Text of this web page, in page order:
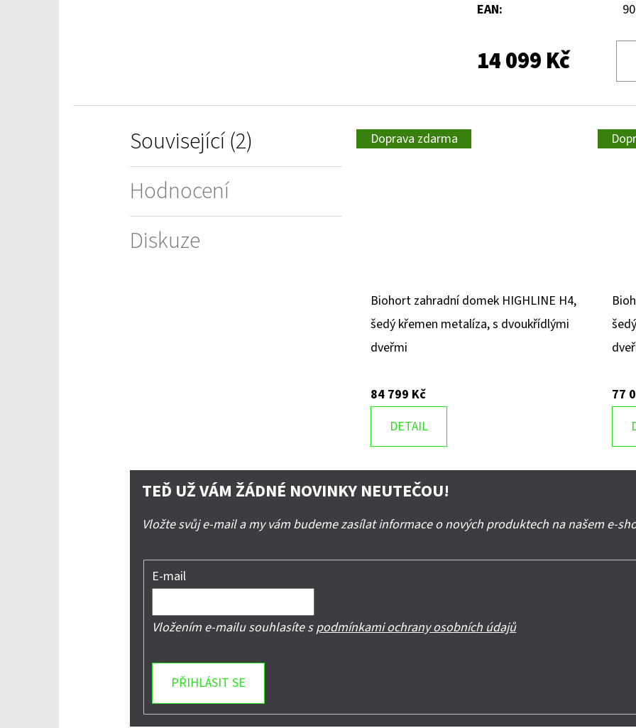
EAN:
14 099 Kč
Související (2)
Hodnocení
Diskuze
Doprava zdarma
Biohort zahradní domek HIGHLINE H4,
šedý křemen metalíza, s dvoukřídlými
dveřmi
84 799 Kč
DETAIL
77
TEĎ UŽ VÁM ŽÁDNÉ NOVINKY NEUTEČOU!
Vložte svůj e-mail a my vám budeme zasílat informace o nových produktech na našem e-
E-mail
Vložením e-mailu souhlasíte spodmínkami ochrany osobních údajů
PŘIHLÁSIT SE